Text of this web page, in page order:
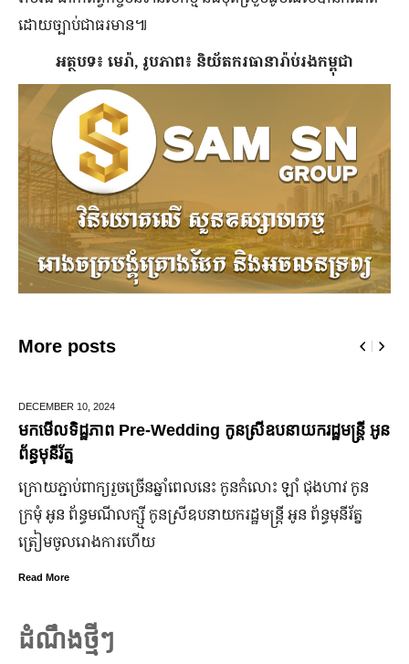
ដោយ​ច្បាប់​ជា​ធរមាន៕
អត្ថបទ៖ មេរ៉ា, រូបភាព៖ និយ័តករធានារ៉ាប់រងកម្ពុជា
More posts
10,2024
ទិដ្ឋភាព Pre-Wedding កូនស្រីឧបនាយករដ្ឋមន្រ្តី អូន
ាប់​ពាក្យ​រួច​ច្រើន​ឆ្នាំ​ពេលនេះ កូនកំលោះ ឡាំ ជុងហាវ កូន
ព័ន្ធមណីលក្ស្មី កូនស្រី​ឧបនាយករដ្ឋមន្ត្រី អូន ព័ន្ធមុនីរ័ត្ន
ល​រោងការ​ហើយ
មកដឹង
ក្រុមហ៊ុន
ដំណឹងថ្មីៗ